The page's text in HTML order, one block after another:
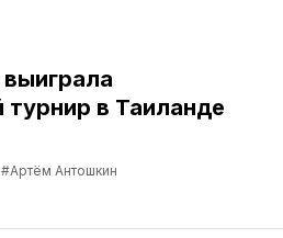
в Таиланде
#Артём Антошкин